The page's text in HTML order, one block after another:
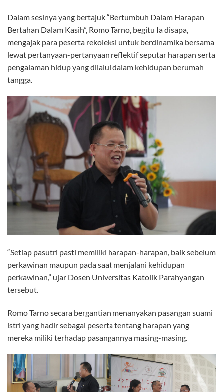
Dalam sesinya yang bertajuk “Bertumbuh Dalam Harapan
Bertahan Dalam Kasih”, Romo Tarno, begitu Ia disapa,
mengajak para peserta rekoleksi untuk berdinamika bersama
lewat pertanyaan-pertanyaan reflektif seputar harapan serta
pengalaman hidup yang dilalui dalam kehidupan berumah
tangga.
“Setiap pasutri pasti memiliki harapan-harapan, baik sebelum
perkawinan maupun pada saat menjalani kehidupan
perkawinan,” ujar Dosen Universitas Katolik Parahyangan
tersebut.
Romo Tarno secara bergantian menanyakan pasangan suami
istri yang hadir sebagai peserta tentang harapan yang
mereka miliki terhadap pasangannya masing-masing.